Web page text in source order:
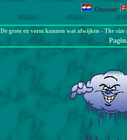
Onweer
De grote en vorm kunnen wat afwijken - The